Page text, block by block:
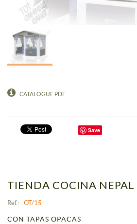
CATALOGUE PDF
Save
TIENDA COCINA
Ref.: OT/15
CON TAPAS OPACAS